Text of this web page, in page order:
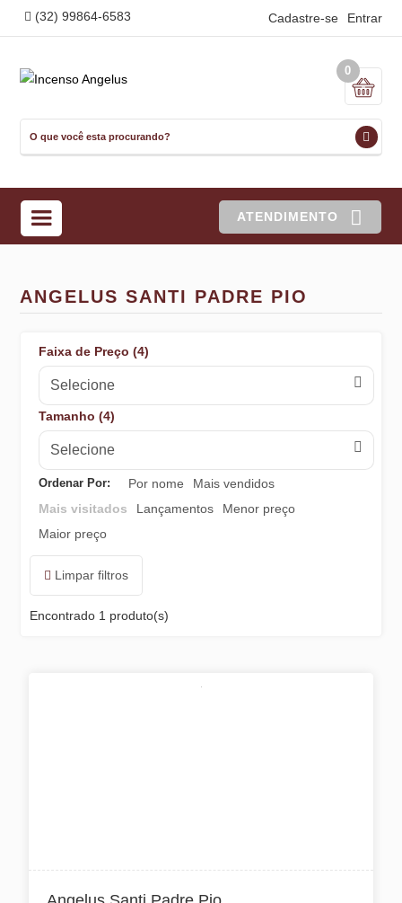
Entrar
Cadastre-se
(32) 99864-6583
0
ATENDIMENTO
ANGELUS SANTI PADRE PIO
Faixa de Preço (4)
Selecione
Tamanho (4)
Selecione
Ordenar Por: Por nome
Mais vendidos
Mais visitados
Lançamentos
Menor preço
Maior preço
Limpar filtros
Encontrado 1 produto(s)